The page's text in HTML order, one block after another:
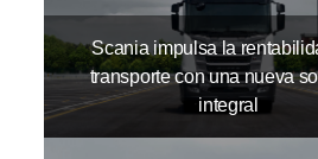
Scania impulsa la
transporte con una nueva
integral